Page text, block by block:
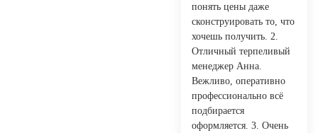
понять цены даже
сконструировать то, что
хочешь получить. 2.
Отличный терпеливый
менеджер Анна.
Вежливо, оперативно
профессионально всё
подбирается
оформляется. 3. Очень